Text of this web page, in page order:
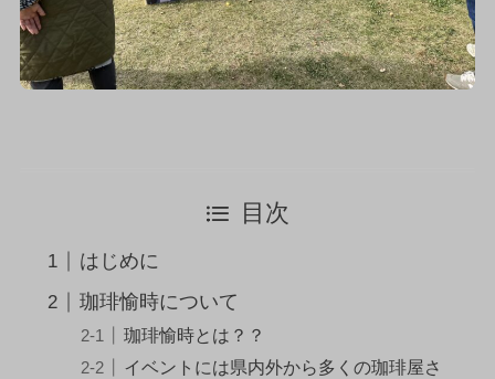
目次
はじめに
珈琲愉時について
珈琲愉時とは？？
イベントには県内外から多くの珈琲屋さ